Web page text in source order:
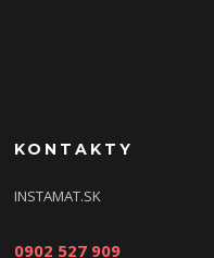
KONTAKTY
INSTAMAT.SK
0902 527 909